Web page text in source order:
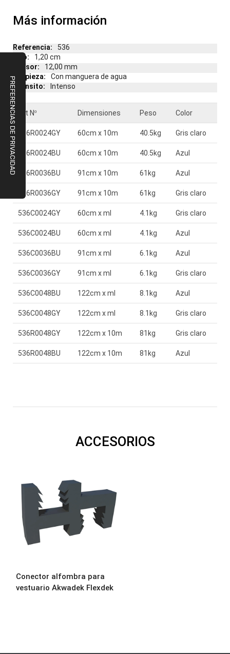
Más información
Más
información
536
1,20 cm
12,00 mm
Con manguera de agua
Intenso
Art Nº Dimensiones Peso Color
536R0024GY 60cm x 10m 40.5kg Gris claro
536R0024BU 60cm x 10m 40.5kg Azul
536R0036BU 91cm x 10m 61kg Azul
536R0036GY 91cm x 10m 61kg Gris claro
536C0024GY 60cm x ml 4.1kg Gris claro
536C0024BU 60cm x ml 4.1kg Azul
536C0036BU 91cm x ml 6.1kg Azul
536C0036GY 91cm x ml 6.1kg Gris claro
536C0048BU 122cm x ml 8.1kg Azul
536C0048GY 122cm x ml 8.1kg Gris claro
536R0048GY 122cm x 10m 81kg Gris claro
536R0048BU 122cm x 10m 81kg Azul
ACCESORIOS
Conector alfombra para
vestuario Akwadek Flexdek